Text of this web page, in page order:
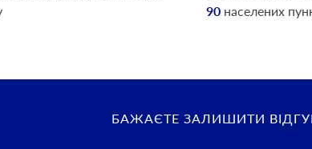
90населених
БАЖАЄТЕ ЗАЛИШИТИ